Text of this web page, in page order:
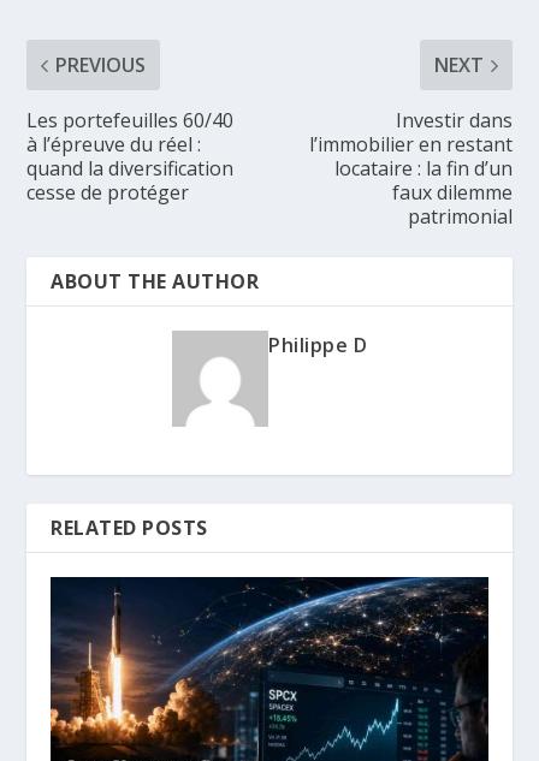
PREVIOUS
Les portefeuilles 60/40
à l’épreuve du réel :
quand la diversification
cesse de protéger
NEXT
Investir dans
l’immobilier en restant
locataire : la fin d’un
faux dilemme
patrimonial
ABOUT THE AUTHOR
Philippe D
RELATED POSTS